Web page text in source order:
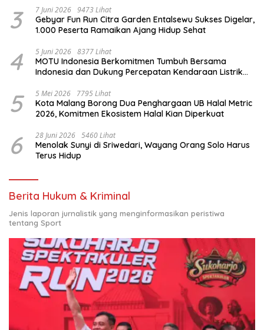
3 7 Juni 2026 9473 Lihat
Gebyar Fun Run Citra Garden Entalsewu Sukses Digelar,
1.000 Peserta Ramaikan Ajang Hidup Sehat
4 5 Juni 2026 8377 Lihat
MOTU Indonesia Berkomitmen Tumbuh Bersama
Indonesia dan Dukung Percepatan Kendaraan Listrik
5 5 Mei 2026 7795 Lihat
Kota Malang Borong Dua Penghargaan UB Halal Metric
2026, Komitmen Ekosistem Halal Kian Diperkuat
6 28 Juni 2026 5460 Lihat
Menolak Sunyi di Sriwedari, Wayang Orang Solo Harus
Terus Hidup
Berita Hukum & Kriminal
Jenis laporan jurnalistik yang menginformasikan peristiwa
tentang Sport